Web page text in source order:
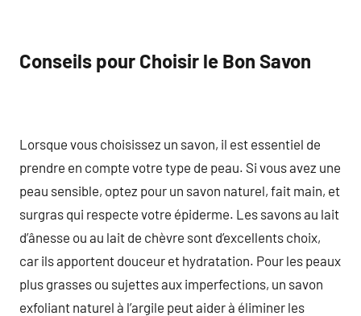
Conseils pour Choisir le Bon Savon
Lorsque vous choisissez un savon, il est essentiel de
prendre en compte votre type de peau. Si vous avez une
peau sensible, optez pour un savon naturel, fait main, et
surgras qui respecte votre épiderme. Les savons au lait
d’ânesse ou au lait de chèvre sont d’excellents choix,
car ils apportent douceur et hydratation. Pour les peaux
plus grasses ou sujettes aux imperfections, un savon
exfoliant naturel à l’argile peut aider à éliminer les